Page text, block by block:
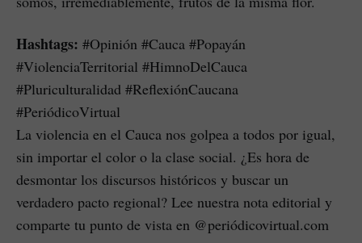
Hashtags: #Opinión #Cauca #Popayán
#ViolenciaTerritorial #HimnoDelCauca
#Pluriculturalidad #ReflexiónCaucana
#PeriódicoVirtual
La violencia en el Cauca nos golpea a todos por igual,
sin importar el color o la clase social. ¿Es hora de
desmontar los discursos históricos y buscar un
verdadero pacto regional? Lee nuestra nota editorial y
comparte tu punto de vista en @periódicovirtual.com